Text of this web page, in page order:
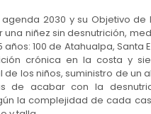
2030 y su Objetivo
niñez sin desnutrición,
100 de Atahualpa,
crónica en la costa y
los niños, suministro de
de acabar con la
la complejidad de cada